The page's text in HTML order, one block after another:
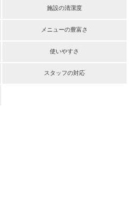
施設の清潔度
メニューの豊富さ
使いやすさ
スタッフの対応